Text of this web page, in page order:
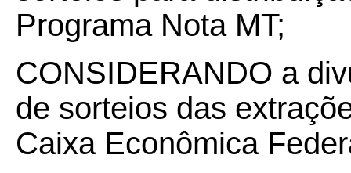
Programa Nota MT;
CONSIDERANDO a
de sorteios das
Caixa Econômica